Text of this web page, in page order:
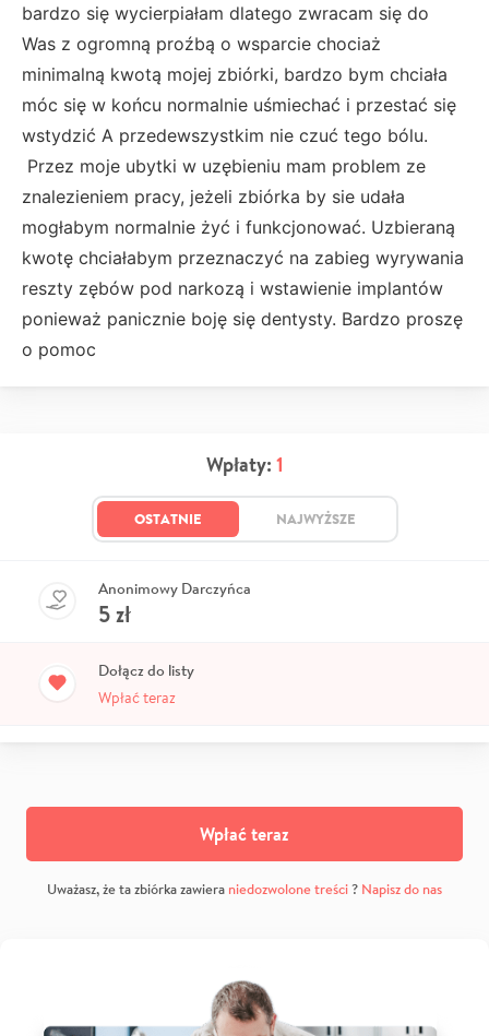
bardzo się wycierpiałam dlatego zwracam się do
Was z ogromną proźbą o wsparcie chociaż
minimalną kwotą mojej zbiórki, bardzo bym chciała
móc się w końcu normalnie uśmiechać i przestać się
wstydzić A przedewszystkim nie czuć tego bólu.
Przez moje ubytki w uzębieniu mam problem ze
znalezieniem pracy, jeżeli zbiórka by sie udała
mogłabym normalnie żyć i funkcjonować. Uzbieraną
kwotę chciałabym przeznaczyć na zabieg wyrywania
reszty zębów pod narkozą i wstawienie implantów
ponieważ panicznie boję się dentysty. Bardzo proszę
o pomoc
Wpłaty: 1
OSTATNIE NAJWYŻSZE
Anonimowy Darczyńca
5zł
Dołącz do listy
Wpłać teraz
Wpłać teraz
Uważasz, że ta zbiórka zawiera niedozwolone treści? Napisz do nas